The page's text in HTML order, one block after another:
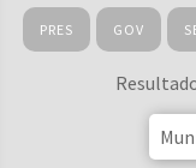
PRES GOV